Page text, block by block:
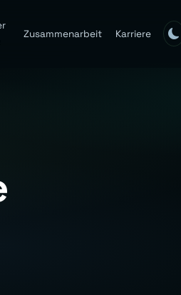
Zusammenarbeit Karriere